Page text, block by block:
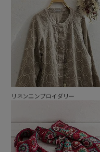
リネンエンブロイダリー